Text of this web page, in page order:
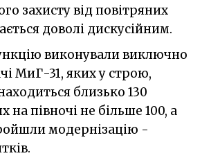
захисту від повітряних
доволі дискусійним.
виконували виключно
МиГ-31, яких у строю,
близько 130
на півночі не більше 100, а
модернізацію -